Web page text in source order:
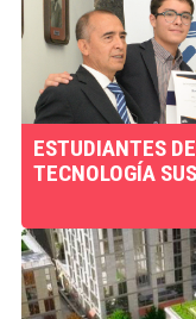
ESTUDIANTES
TECNOLOGÍA